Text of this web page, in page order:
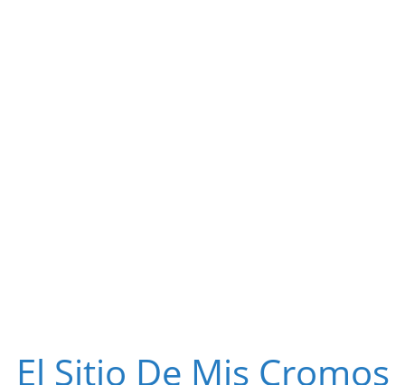
El Sitio De Mis Cromos